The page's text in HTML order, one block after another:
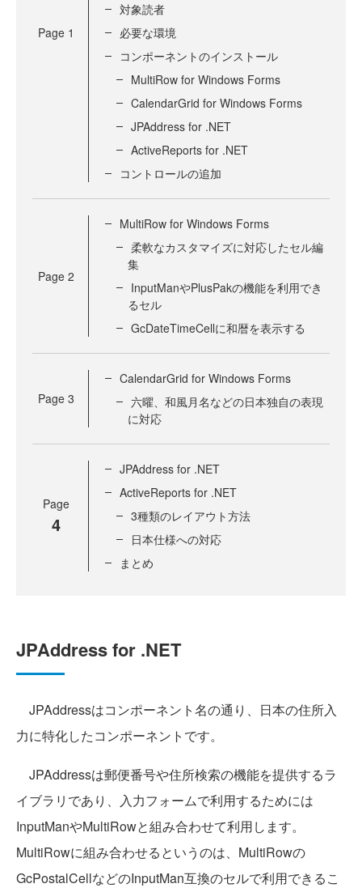
Page 1
対象読者
必要な環境
コンポーネントのインストール
MultiRow for Windows Forms
CalendarGrid for Windows Forms
JPAddress for .NET
ActiveReports for .NET
コントロールの追加
Page 2
MultiRow for Windows Forms
柔軟なカスタマイズに対応したセル編
集
InputManやPlusPakの機能を利用でき
るセル
GcDateTimeCellに和暦を表示する
Page 3
CalendarGrid for Windows Forms
六曜、和風月名などの日本独自の表現
に対応
Page
4
JPAddress for .NET
ActiveReports for .NET
3種類のレイアウト方法
日本仕様への対応
まとめ
JPAddress for .NET
JPAddressはコンポーネント名の通り、日本の住所入
力に特化したコンポーネントです。
JPAddressは郵便番号や住所検索の機能を提供するラ
イブラリであり、入力フォームで利用するためには
InputManやMultiRowと組み合わせて利用します。
MultiRowに組み合わせるというのは、MultiRowの
GcPostalCellなどのInputMan互換のセルで利用できるこ